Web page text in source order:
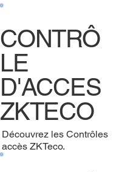
CONTRÔ
LE
D'ACCES
ZKTECO
Découvrez les Contrôles
accès ZKTeco.